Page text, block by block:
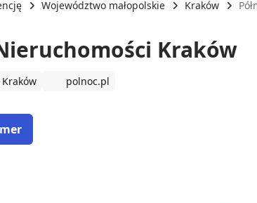
Województwo małopolskie Kraków
Kraków
polnoc.pl